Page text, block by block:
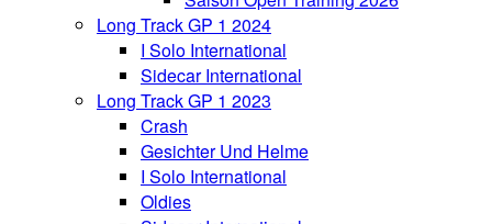
Long Track GP 1 2024
I Solo International
Sidecar International
Long Track GP 1 2023
Crash
Gesichter Und Helme
I Solo International
Oldies